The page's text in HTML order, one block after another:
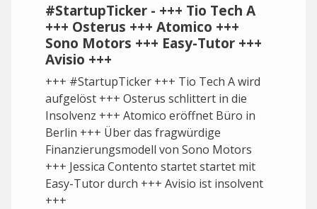
#StartupTicker - +++ Tio Tech A
+++ Osterus +++ Atomico +++
Sono Motors +++ Easy-Tutor +++
Avisio +++
+++ #StartupTicker +++ Tio Tech A wird
aufgelöst +++ Osterus schlittert in die
Insolvenz +++ Atomico eröffnet Büro in
Berlin +++ Über das fragwürdige
Finanzierungsmodell von Sono Motors
+++ Jessica Contento startet startet mit
Easy-Tutor durch +++ Avisio ist insolvent
+++